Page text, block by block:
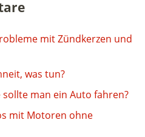
mit Zündkerzen und
was tun?
sollte man ein Auto fahren?
mit Motoren ohne